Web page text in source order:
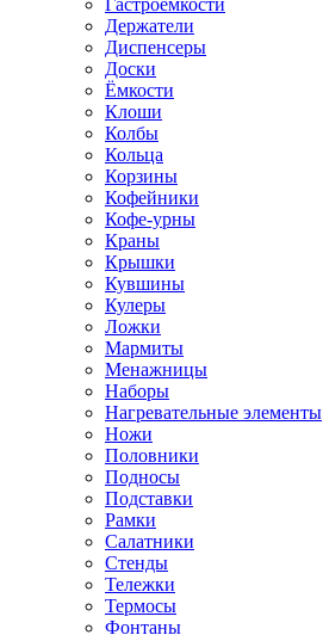
Гастроёмкости
Держатели
Диспенсеры
Доски
Ёмкости
Клоши
Колбы
Кольца
Корзины
Кофейники
Кофе-урны
Краны
Крышки
Кувшины
Кулеры
Ложки
Мармиты
Менажницы
Наборы
Нагревательные элементы
Ножи
Половники
Подносы
Подставки
Рамки
Салатники
Стенды
Тележки
Термосы
Фонтаны